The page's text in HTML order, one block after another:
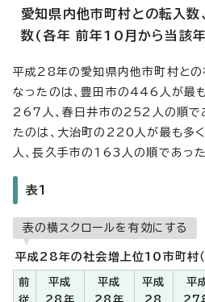
愛知県内他市町村との転入数
数(各年 前年10月から当該
平成28年の愛知県内他市町村との
なったのは、豊田市の446人が最
267人、春日井市の252人の順で
たのは、大治町の220人が最も多
人、長久手市の163人の順であった
表1
表の横スクロールを有効にする
平成28年の社会増上位10市町村（
前
従
平成
28年
平成
28年
平成
28
平
27